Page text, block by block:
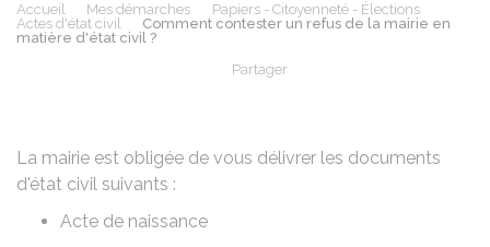
Accueil Mes démarches
Papiers - Citoyenneté - Élections
Actes d'état civil
Comment contester un refus de la mairie en
matière d'état civil ?
Partager
La mairie est obligée de vous délivrer les documents
d'état civil suivants :
Acte de naissance